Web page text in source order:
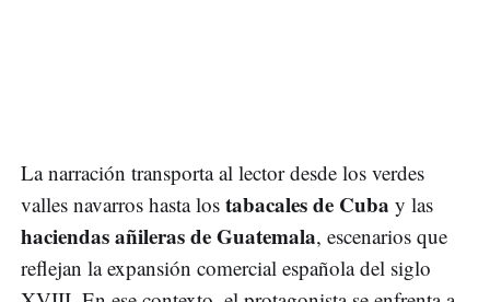
La narración transporta al lector desde los verdes
valles navarros hasta los tabacales de Cuba y las
haciendas añileras de Guatemala, escenarios que
reflejan la expansión comercial española del siglo